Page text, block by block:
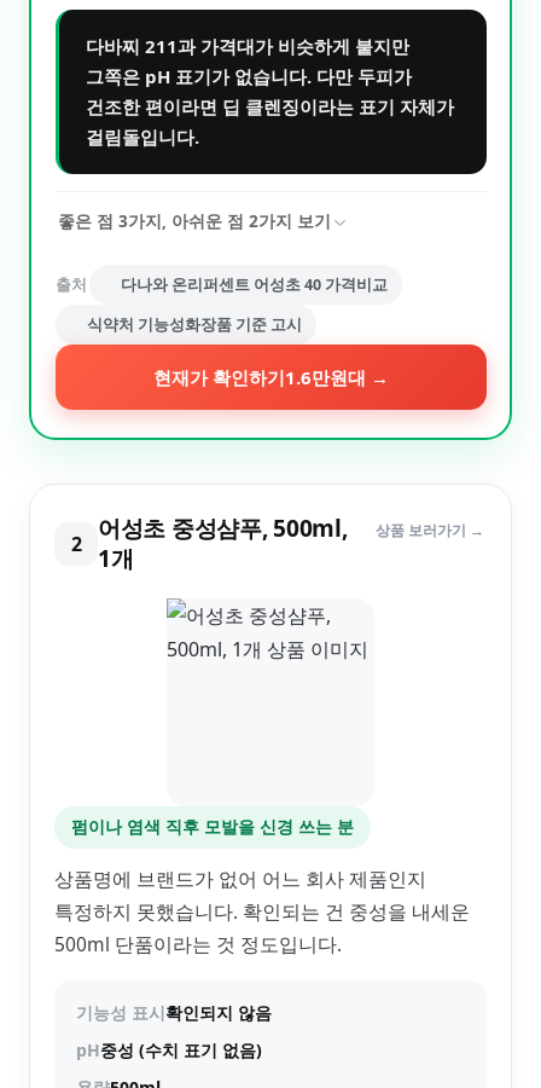
다바찌 211과 가격대가 비슷하게 붙지만
그쪽은 pH 표기가 없습니다. 다만 두피가
건조한 편이라면 딥 클렌징이라는 표기 자체가
걸림돌입니다.
좋은 점 3가지, 아쉬운 점 2가지 보기
출처
다나와 온리퍼센트 어성초 40 가격비교
식약처 기능성화장품 기준 고시
현재가 확인하기1.6만원대 →
2
어성초 중성샴푸, 500ml,
1개
상품 보러가기 →
펌이나 염색 직후 모발을 신경 쓰는 분
상품명에 브랜드가 없어 어느 회사 제품인지
특정하지 못했습니다. 확인되는 건 중성을 내세운
500ml 단품이라는 것 정도입니다.
기능성 표시확인되지 않음
pH중성 (수치 표기 없음)